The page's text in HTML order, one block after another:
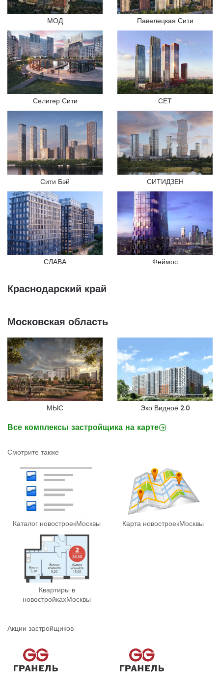
МОД Павелецкая Сити
Селигер Сити СЕТ
Сити Бэй СИТИДЗЕН
СЛАВА Феймос
Краснодарский край
Московская область
МЫС Эко Видное 2.0
Все комплексы застройщика на карте
Смотрите также
Каталог новостроекМосквы Карта новостроекМосквы
Квартиры в
новостройкахМосквы
Акции застройщиков